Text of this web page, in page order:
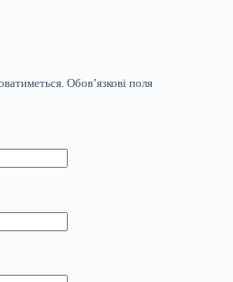
Обов’язкові поля